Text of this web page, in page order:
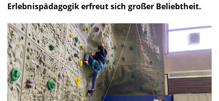
Erlebnispädagogik erfreut sich großer Beliebtheit.